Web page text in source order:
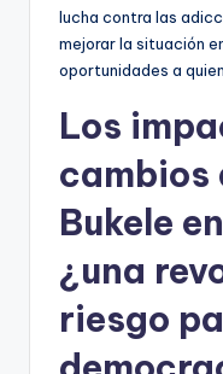
lucha contra las
mejorar la situación
oportunidades a
Los
cambios
Bukele
¿una
riesgo